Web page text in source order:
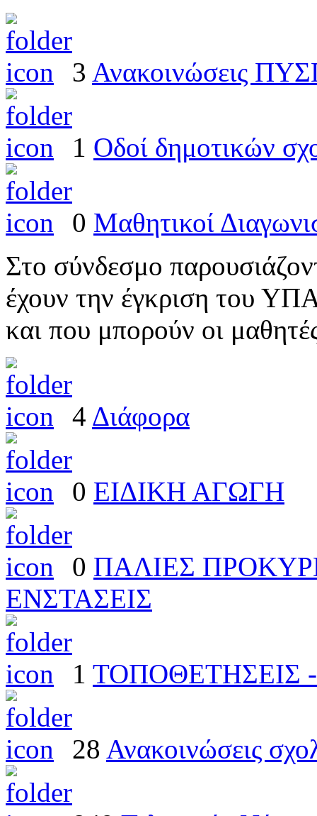
3 Ανακοινώσεις
1 Οδοί δημοτικών
0 Μαθητικοί
Στο σύνδεσμο
έχουν την έγκριση του
και που μπορούν οι
4 Διάφορα
0 ΕΙΔΙΚΗ ΑΓΩΓΗ
0 ΠΑΛΙΕΣ
ΕΝΣΤΑΣΕΙΣ
1 ΤΟΠΟΘΕΤΗΣΕΙΣ
28 Ανακοινώσεις